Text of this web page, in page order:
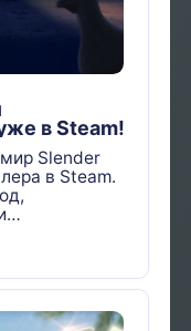
в Steam!
Slender
в Steam.
через